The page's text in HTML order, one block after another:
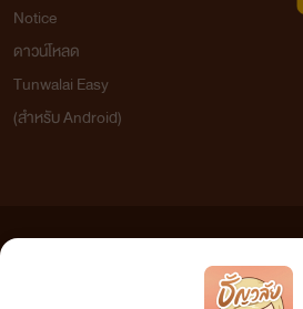
Notice
ดาวน์โหลด
Tunwalai Easy
(สำหรับ Android)
เว็บไซต์แห่งนี้ไม่ได้เห็นด้วยและไม่ขอรับผิดชอบต่อข้อความใดๆ
วิจารณญาณในการกลั่นกรองด้วยตนเอง และหากท่านพบข้อคว